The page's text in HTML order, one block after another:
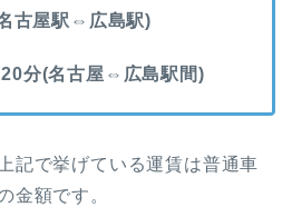
古屋駅⇔広島駅)
分(名古屋⇔広島駅間)
記で挙げている運賃は普通車
金額です。